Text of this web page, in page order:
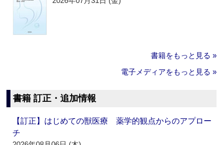
書籍をもっと見る »
電子メディアをもっと見る »
書籍 訂正・追加情報
【訂正】はじめての獣医療 薬学的観点からのアプロー
チ